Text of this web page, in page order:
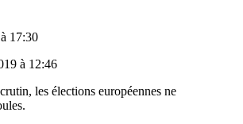
17:30
à 12:46
les élections européennes ne